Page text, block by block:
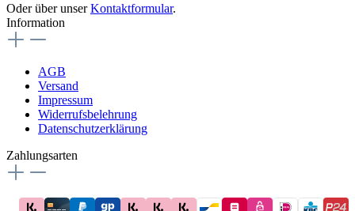
Oder über unserKontaktformular.
Information
AGB
Versand
Impressum
Widerrufsbelehrung
Datenschutzerklärung
Zahlungsarten